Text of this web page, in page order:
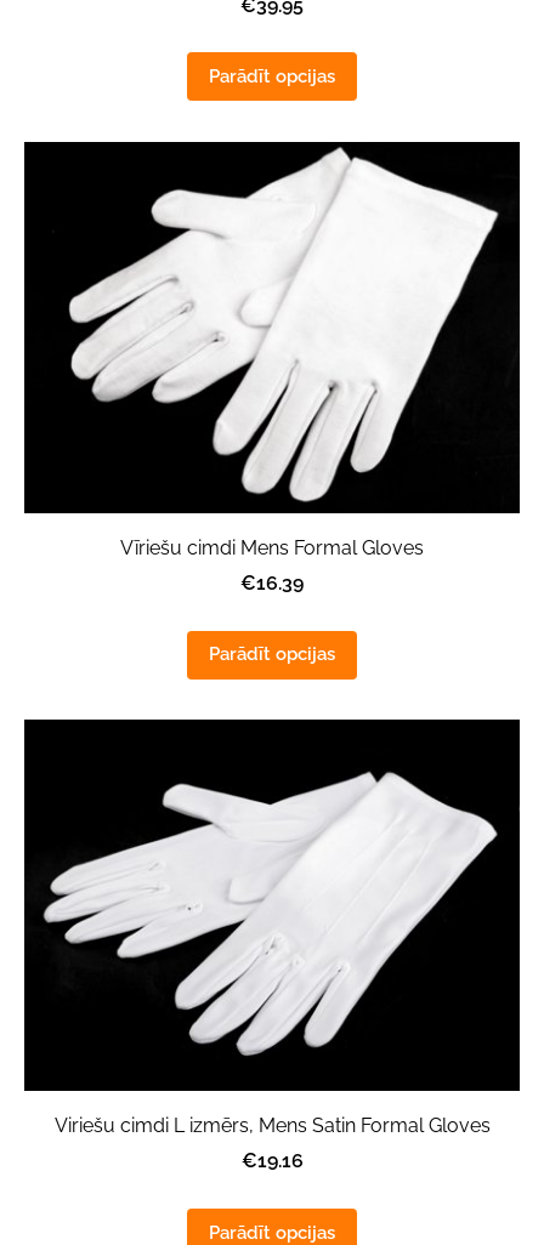
€39.95
Parādīt opcijas
Vīriešu cimdi Mens Formal Gloves
€16.39
Parādīt opcijas
Viriešu cimdi L izmērs, Mens Satin Formal Gloves
€19.16
Parādīt opcijas